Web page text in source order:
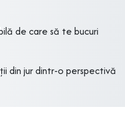
de care să te bucuri
din jur dintr-o perspectivă